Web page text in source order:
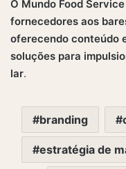
O Mundo Food
fornecedores aos
oferecendo conteúdo
soluções para
lar.
branding
estratégia de